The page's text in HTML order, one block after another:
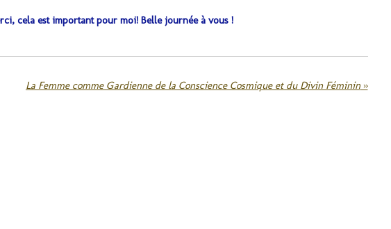
cela est important pour moi! Belle journée à vous !
La Femme comme Gardienne de la Conscience Cosmique et du Divin Féminin»